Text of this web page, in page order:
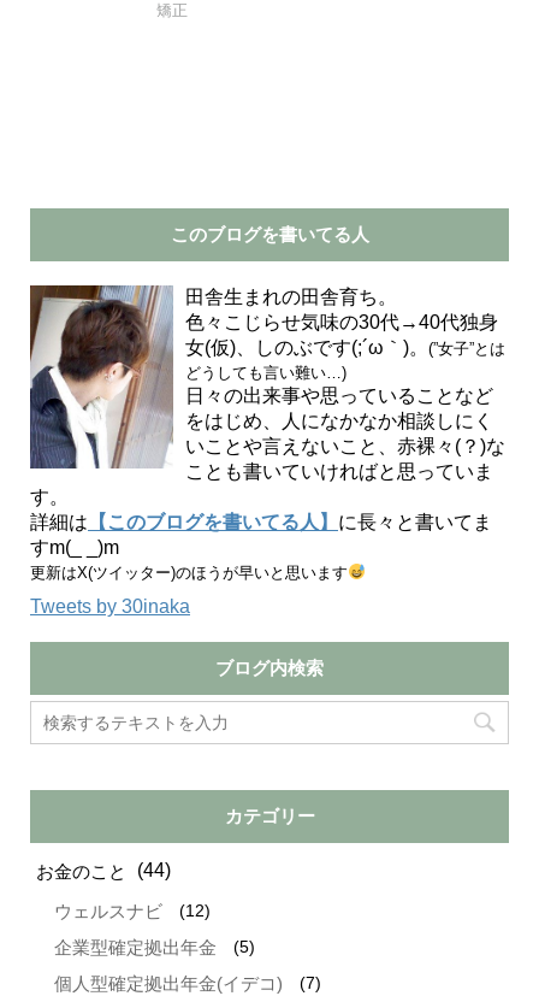
矯正
このブログを書いてる人
田舎生まれの田舎育ち。
色々こじらせ気味の30代→40代独身
女(仮)、しのぶです(;´ω｀)。(”女子”とは
どうしても言い難い…)
日々の出来事や思っていることなど
をはじめ、人になかなか相談しにく
いことや言えないこと、赤裸々(？)な
ことも書いていければと思っていま
す。
詳細は 【このブログを書いてる人】 に長々と書いてま
すm(_ _)m
更新はX(ツイッター)のほうが早いと思います
Tweets by 30inaka
ブログ内検索
カテゴリー
お金のこと (44)
ウェルスナビ (12)
企業型確定拠出年金 (5)
個人型確定拠出年金(イデコ) (7)